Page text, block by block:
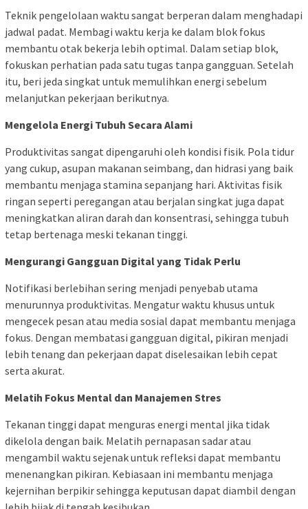
Teknik pengelolaan waktu sangat berperan dalam menghadapi
jadwal padat. Membagi waktu kerja ke dalam blok fokus
membantu otak bekerja lebih optimal. Dalam setiap blok,
fokuskan perhatian pada satu tugas tanpa gangguan. Setelah
itu, beri jeda singkat untuk memulihkan energi sebelum
melanjutkan pekerjaan berikutnya.
Mengelola Energi Tubuh Secara Alami
Produktivitas sangat dipengaruhi oleh kondisi fisik. Pola tidur
yang cukup, asupan makanan seimbang, dan hidrasi yang baik
membantu menjaga stamina sepanjang hari. Aktivitas fisik
ringan seperti peregangan atau berjalan singkat juga dapat
meningkatkan aliran darah dan konsentrasi, sehingga tubuh
tetap bertenaga meski tekanan tinggi.
Mengurangi Gangguan Digital yang Tidak Perlu
Notifikasi berlebihan sering menjadi penyebab utama
menurunnya produktivitas. Mengatur waktu khusus untuk
mengecek pesan atau media sosial dapat membantu menjaga
fokus. Dengan membatasi gangguan digital, pikiran menjadi
lebih tenang dan pekerjaan dapat diselesaikan lebih cepat
serta akurat.
Melatih Fokus Mental dan Manajemen Stres
Tekanan tinggi dapat menguras energi mental jika tidak
dikelola dengan baik. Melatih pernapasan sadar atau
mengambil waktu sejenak untuk refleksi dapat membantu
menenangkan pikiran. Kebiasaan ini membantu menjaga
kejernihan berpikir sehingga keputusan dapat diambil dengan